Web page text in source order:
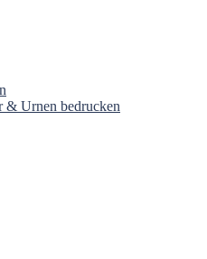
& Urnen bedrucken